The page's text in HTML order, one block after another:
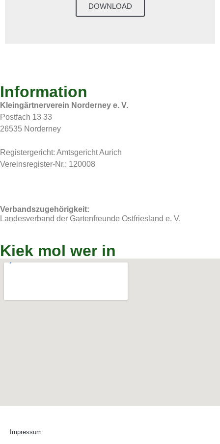
DOWNLOAD
Information
Kleingärtnerverein Norderney e. V.
Postfach 13 33
26535 Norderney
Registergericht: Amtsgericht Aurich
Vereinsregister-Nr.: 120008
Verbandszugehörigkeit:
Landesverband der Gartenfreunde Ostfriesland e. V.
Kiek mol wer in
Impressum